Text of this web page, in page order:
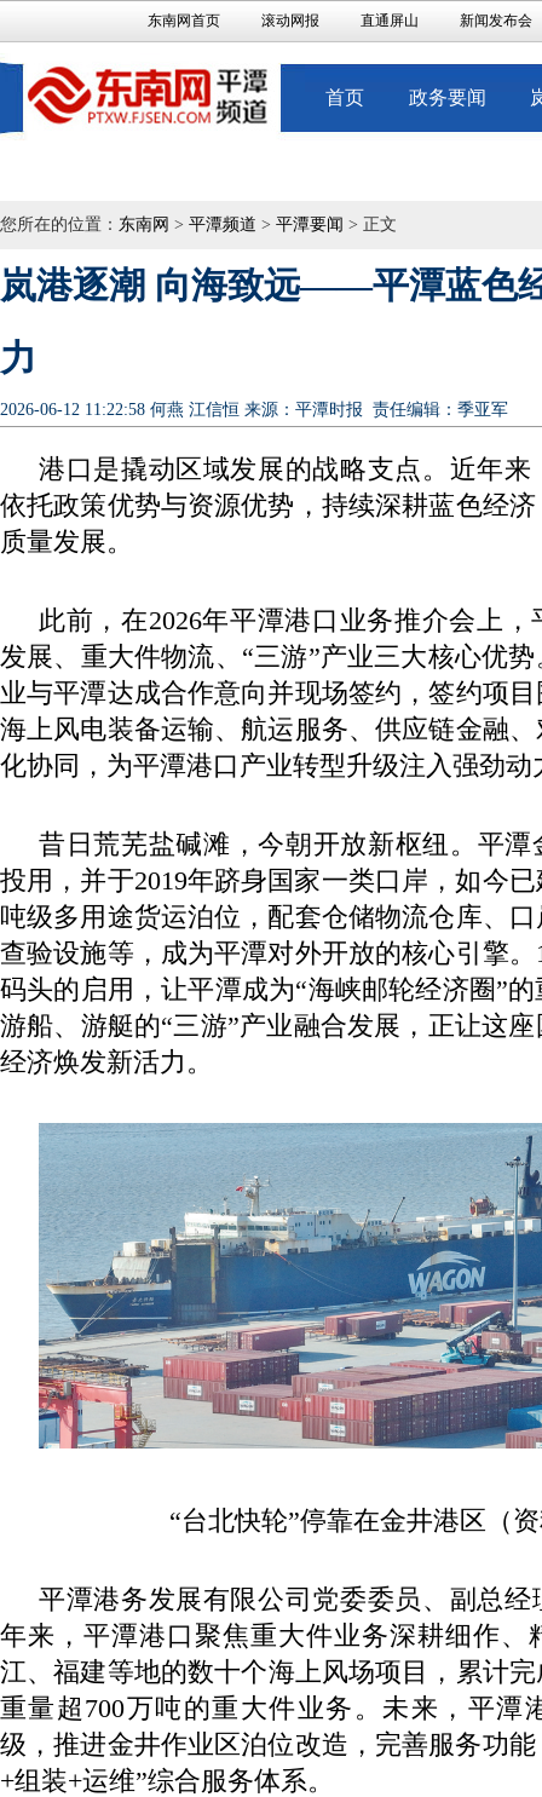
东南网首页 滚动网报 直通屏山 新闻发布会
首页 政务要闻
您所在的位置： 东南网 > 平潭频道 > 平潭要闻 > 正文
岚港逐潮 向海致远——平潭蓝色
力
2026-06-12 11:22:58 何燕 江信恒 来源：平潭时报 责任编辑：季亚军
港口是撬动区域发展的战略支点。近年来
依托政策优势与资源优势，持续深耕蓝色经
质量发展。
此前，在2026年平潭港口业务推介会上
发展、重大件物流、“三游”产业三大核心优
业与平潭达成合作意向并现场签约，签约项
海上风电装备运输、航运服务、供应链金融
化协同，为平潭港口产业转型升级注入强劲动
昔日荒芜盐碱滩，今朝开放新枢纽。平潭
投用，并于2019年跻身国家一类口岸，如今
吨级多用途货运泊位，配套仓储物流仓库、
查验设施等，成为平潭对外开放的核心引擎
码头的启用，让平潭成为“海峡邮轮经济圈”
游船、游艇的“三游”产业融合发展，正让这
经济焕发新活力。
“台北快轮”停靠在金井港区（
平潭港务发展有限公司党委委员、副总经
年来，平潭港口聚焦重大件业务深耕细作、
江、福建等地的数十个海上风场项目，累计完
重量超700万吨的重大件业务。未来，平潭
级，推进金井作业区泊位改造，完善服务功
+组装+运维”综合服务体系。